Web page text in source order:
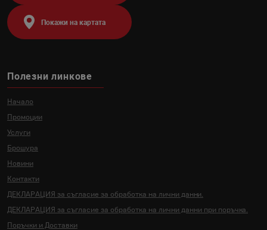
Полезни линкове
Начало
Промоции
Услуги
Брошура
Новини
Контакти
ДЕКЛАРАЦИЯ за съгласие за обработка на лични данни.
ДЕКЛАРАЦИЯ за съгласие за обработка на лични данни при поръчка.
Поръчки и Доставки
Покажи на картата